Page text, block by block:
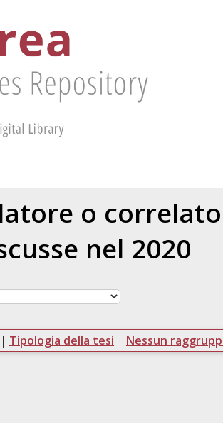
o
nel 2020
| Tipologia della tesi | Nessun